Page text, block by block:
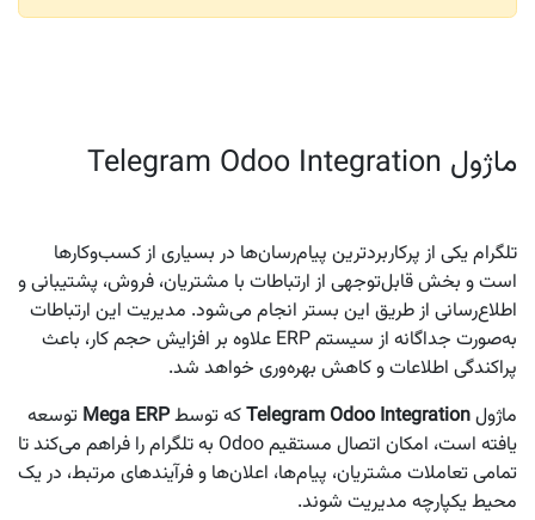
ماژول Telegram Odoo Integration
تلگرام یکی از پرکاربردترین پیام‌رسان‌ها در بسیاری از کسب‌وکارها
است و بخش قابل‌توجهی از ارتباطات با مشتریان، فروش، پشتیبانی و
اطلاع‌رسانی از طریق این بستر انجام می‌شود. مدیریت این ارتباطات
به‌صورت جداگانه از سیستم ERP علاوه بر افزایش حجم کار، باعث
پراکندگی اطلاعات و کاهش بهره‌وری خواهد شد.
ماژولTelegram Odoo Integrationکه توسطMega ERP توسعه
یافته است، امکان اتصال مستقیم Odoo به تلگرام را فراهم می‌کند تا
تمامی تعاملات مشتریان، پیام‌ها، اعلان‌ها و فرآیندهای مرتبط، در یک
محیط یکپارچه مدیریت شوند.